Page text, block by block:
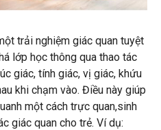
trải nghiệm giác quan tuyệt
lớp học thông qua thao tác
giác, tính giác, vị giác, khứu
khi chạm vào. Điều này giúp
một cách trực quan,sinh
giác quan cho trẻ. Ví dụ: